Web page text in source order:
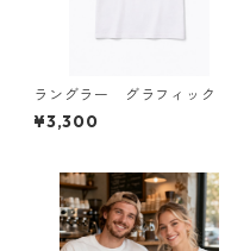
ラングラー グラフィッ
シャツ
¥3,300